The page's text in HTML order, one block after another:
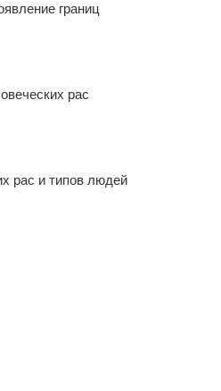
границ
рас
рас и типов людей